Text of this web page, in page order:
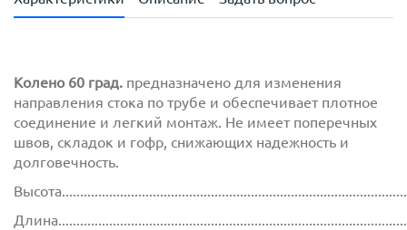
Колено 60 град. предназначено для изменения
направления стока по трубе и обеспечивает плотное
соединение и легкий монтаж. Не имеет поперечных
швов, складок и гофр, снижающих надежность и
долговечность.